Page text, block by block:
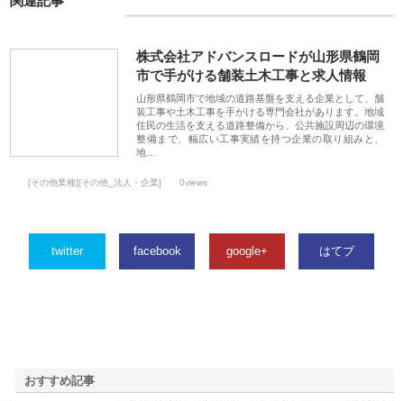
株式会社アドバンスロードが山形県鶴岡
市で手がける舗装土木工事と求人情報
山形県鶴岡市で地域の道路基盤を支える企業として、舗
装工事や土木工事を手がける専門会社があります。地域
住民の生活を支える道路整備から、公共施設周辺の環境
整備まで、幅広い工事実績を持つ企業の取り組みと、
地…
[その他業種][その他_法人・企業] 0views
twitter facebook google+ はてブ
おすすめ記事